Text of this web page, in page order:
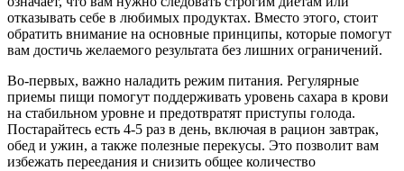
отказывать себе в любимых продуктах. Вместо этого, стоит
обратить внимание на основные принципы, которые помогут
вам достичь желаемого результата без лишних ограничений.
Во-первых, важно наладить режим питания. Регулярные
приемы пищи помогут поддерживать уровень сахара в крови
на стабильном уровне и предотвратят приступы голода.
Постарайтесь есть 4-5 раз в день, включая в рацион завтрак,
обед и ужин, а также полезные перекусы. Это позволит вам
избежать переедания и снизить общее количество